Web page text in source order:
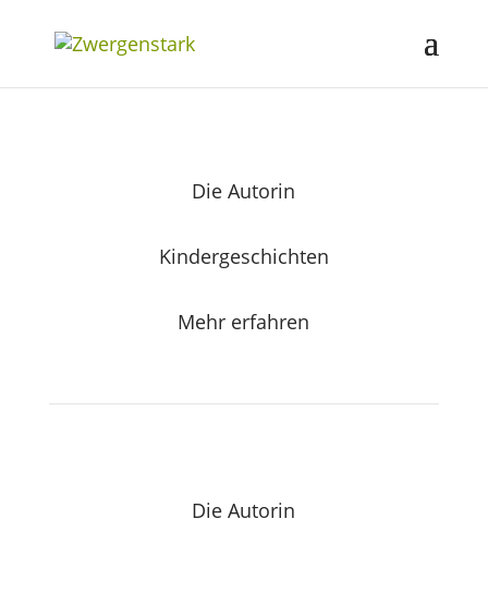
Die Autorin
Kindergeschichten
Mehr erfahren
Die Autorin